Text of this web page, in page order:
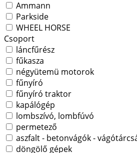
Ammann
Parkside
WHEEL HORSE
Csoport
láncfűrész
fűkasza
négyütemü motorok
fűnyíró
fűnyíró traktor
kapálógép
lombszívó, lombfúvó
permetező
aszfalt - betonvágók -
döngölő gépek